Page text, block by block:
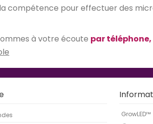
la compétence pour effectuer des
à votre écoute par
GrowLED™